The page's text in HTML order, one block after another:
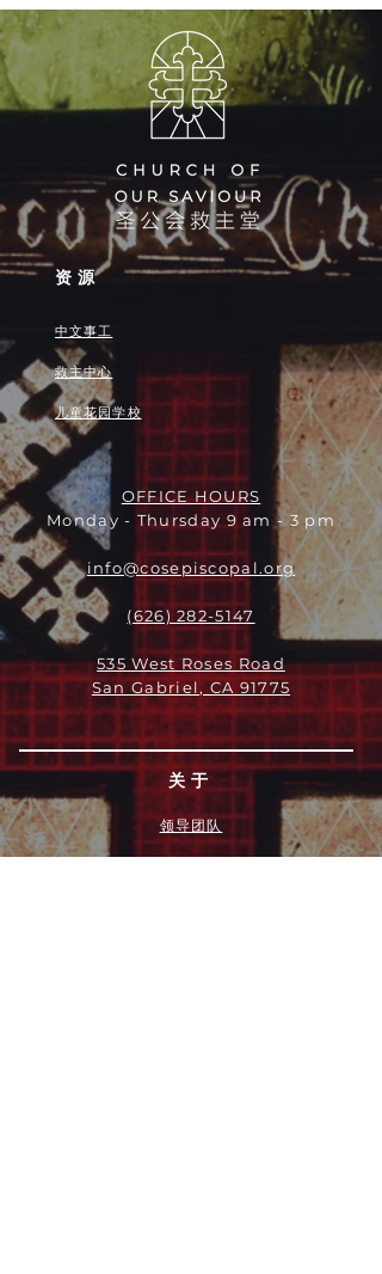
资源
中文事工
救主中心
儿童花园学校
OFFICE HOURS
Monday - Thursday 9 am - 3 pm
info@cosepiscopal.org
(626) 282-5147
535 West Roses Road
San Gabriel, CA 91775
关于
领导团队